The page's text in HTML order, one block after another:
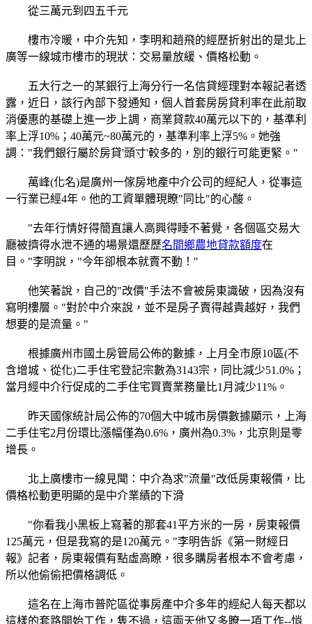
從三萬元到四五千元
樓市冷暖，中介先知，李明和趙飛的經歷折射出的是北上
廣等一線城市樓市的現狀：交易量放緩、價格松動。
五大行之一的某銀行上海分行一名信貸經理對本報記者透
露，近日，該行內部下發通知，個人首套房房貸利率在此前取
消優惠的基礎上進一步上調，商業貸款40萬元以下的，基準利
率上浮10%；40萬元~80萬元的，基準利率上浮5%。她強
調："我們銀行屬於房貸'頭寸'較多的，別的銀行可能更緊。"
萬峰(化名)是廣州一傢房地產中介公司的經紀人，從事這
一行業已經4年。他的工資單體現瞭"同比"的心酸。
"去年行情好得簡直讓人高興得睡不著覺，各個區交易大
廳被擠得水泄不通的場景還歷歷名間鄉農地貸款額度在
目。"李明說，"今年卻根本就賣不動！"
他笑著說，自己的"改價"手法不會被房東識破，因為沒有
寫明樓層。"對於中介來說，並不是房子賣得越貴越好，我們
想要的是流量。"
根據廣州市國土房管局公佈的數據，上月全市原10區(不
含增城、從化)二手住宅登記宗數為3143宗，同比減少51.0%；
當月經中介行促成的二手住宅買賣業務量比1月減少11%。
昨天國傢統計局公佈的70個大中城市房價數據顯示，上海
二手住宅2月份環比漲幅僅為0.6%，廣州為0.3%，北京則是零
增長。
北上廣樓市一線見聞：中介為求"流量"改低房東報價，比
價格松動更明顯的是中介業績的下滑
"你看我小黑板上寫著的那套41平方米的一房，房東報價
125萬元，但是我寫的是120萬元。"李明告訴《第一財經日
報》記者，房東報價有點虛高瞭，很多購房者根本不會考慮，
所以他偷偷把價格調低。
這名在上海市普陀區從事房產中介多年的經紀人每天都以
這樣的套路開始工作，隻不過，這兩天他又多瞭一項工作--悄